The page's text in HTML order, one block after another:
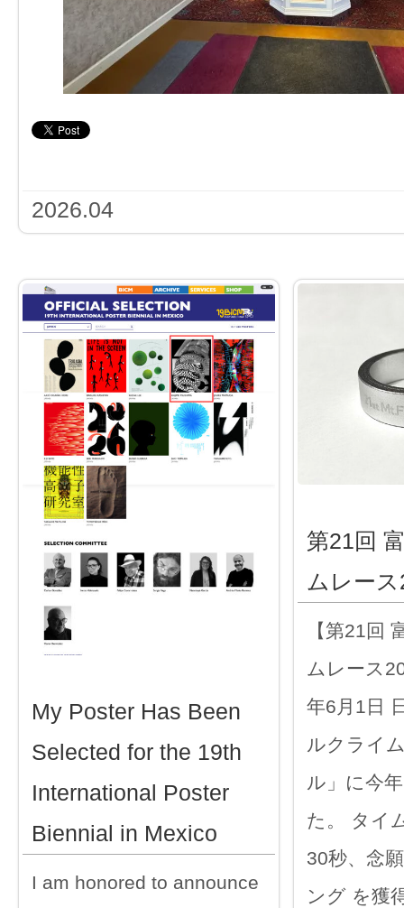
2026.04
My Poster Has Been
Selected for the 19th
International Poster
Biennial in Mexico
I am honored to announce
第21回
ムレー
【第21回
ムレース
年6月1日
ルクライ
ル」に今
た。 タイ
30秒、念
ング を獲